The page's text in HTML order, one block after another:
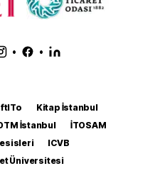
• •
Kitap İstanbul
İstanbul
İTOSAM
ICVB
Üniversitesi